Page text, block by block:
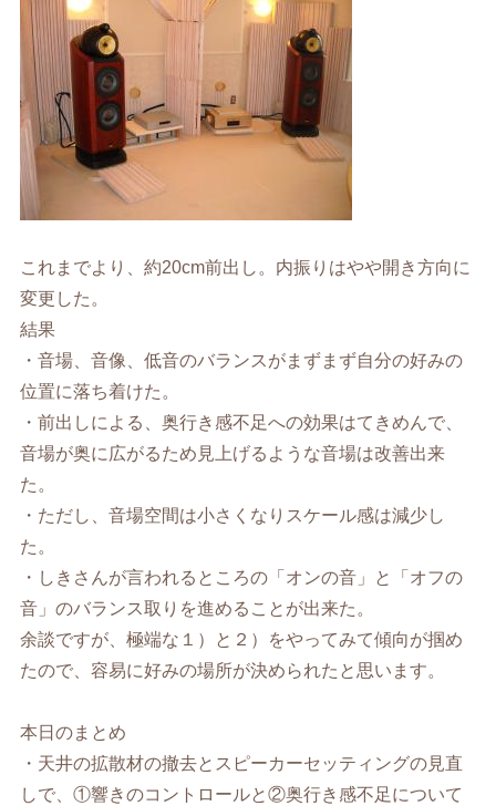
これまでより、約20cm前出し。内振りはやや開き方向に
変更した。
結果
・音場、音像、低音のバランスがまずまず自分の好みの
位置に落ち着けた。
・前出しによる、奥行き感不足への効果はてきめんで、
音場が奥に広がるため見上げるような音場は改善出来
た。
・ただし、音場空間は小さくなりスケール感は減少し
た。
・しきさんが言われるところの「オンの音」と「オフの
音」のバランス取りを進めることが出来た。
余談ですが、極端な１）と２）をやってみて傾向が掴め
たので、容易に好みの場所が決められたと思います。
本日のまとめ
・天井の拡散材の撤去とスピーカーセッティングの見直
しで、①響きのコントロールと②奥行き感不足について